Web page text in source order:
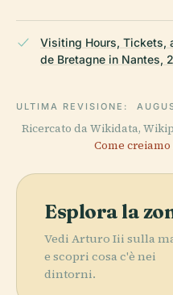
Visiting Hours, Tickets,
de Bretagne in Nantes,
ULTIMA REVISIONE:
Ricercato da Wikidata,
Come
Esplora la
Vedi Arturo Iii sulla
e scopri cosa c'è nei
dintorni.